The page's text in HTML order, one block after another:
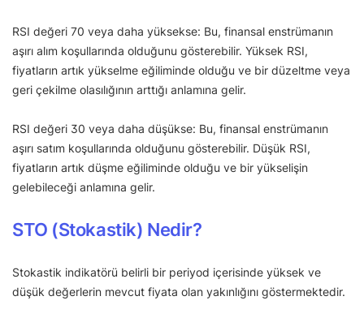
RSI değeri 70 veya daha yüksekse: Bu, finansal enstrümanın
aşırı alım koşullarında olduğunu gösterebilir. Yüksek RSI,
fiyatların artık yükselme eğiliminde olduğu ve bir düzeltme veya
geri çekilme olasılığının arttığı anlamına gelir.
RSI değeri 30 veya daha düşükse: Bu, finansal enstrümanın
aşırı satım koşullarında olduğunu gösterebilir. Düşük RSI,
fiyatların artık düşme eğiliminde olduğu ve bir yükselişin
gelebileceği anlamına gelir.
STO (Stokastik) Nedir?
Stokastik indikatörü belirli bir periyod içerisinde yüksek ve
düşük değerlerin mevcut fiyata olan yakınlığını göstermektedir.